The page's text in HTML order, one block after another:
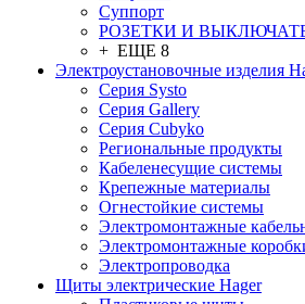
Суппорт
РОЗЕТКИ И
+ ЕЩЕ 8
Электроустановочные изделия
Серия Systo
Серия Gallery
Серия Cubyko
Региональные продукты
Кабеленесущие системы
Крепежные материалы
Огнестойкие системы
Электромонтажные
Электромонтажные
Электропроводка
Щиты электрические Hager